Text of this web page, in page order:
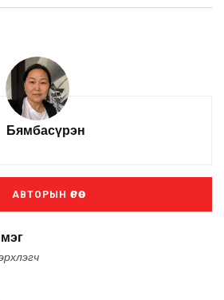
Бямбасүрэн
АВТОРЫН ӨРӨӨ